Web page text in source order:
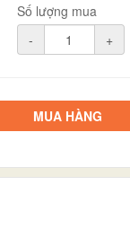
Số lượng mua
-
+
MUA HÀNG